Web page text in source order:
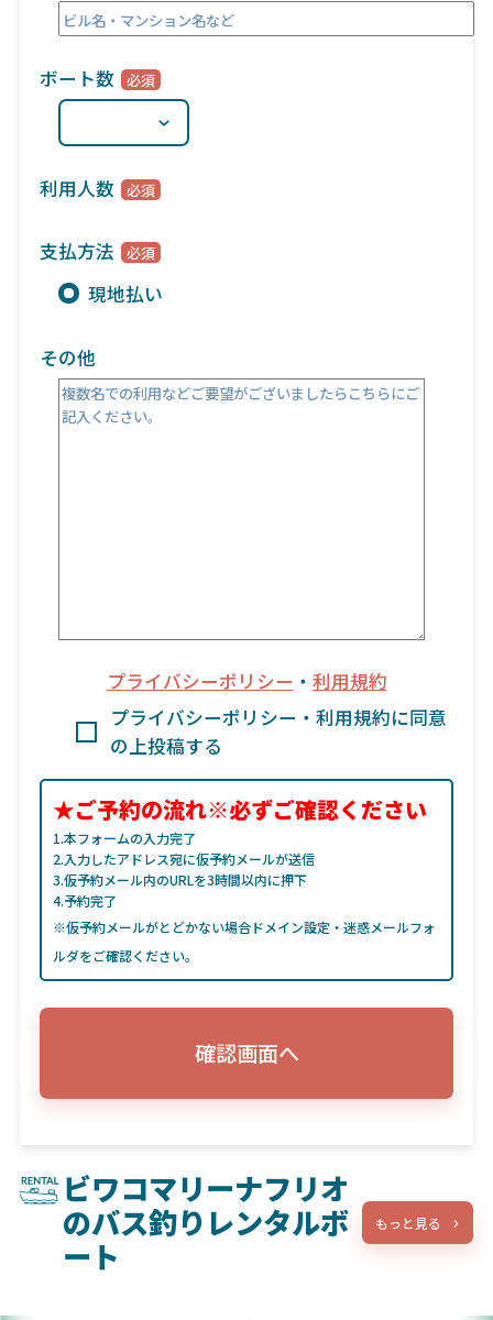
ボート数
利用人数
支払方法
現地払い
その他
プライバシーポリシー ・ 利用規約
プライバシーポリシー・利用規約に同意
の上投稿する
★ご予約の流れ※必ずご確認ください
1.本フォームの入力完了
2.入力したアドレス宛に仮予約メールが送信
3.仮予約メール内のURLを3時間以内に押下
4.予約完了
※仮予約メールがとどかない場合ドメイン設定・迷惑メールフォ
ルダをご確認ください。
確認画面へ
ビワコマリーナフリオ
のバス釣りレンタルボ
ート
もっと見る